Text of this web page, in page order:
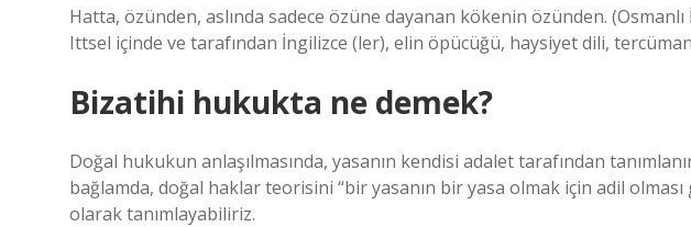
Hatta, özünden, aslında sadece özüne dayanan kökenin özünden.
Ittsel içinde ve tarafından İngilizce (ler), elin öpücüğü, haysiyet dili,
Bizatihi hukukta ne demek?
Doğal hukukun anlaşılmasında, yasanın kendisi adalet tarafından
bağlamda, doğal haklar teorisini “bir yasanın bir yasa olmak için adil
olarak tanımlayabiliriz.